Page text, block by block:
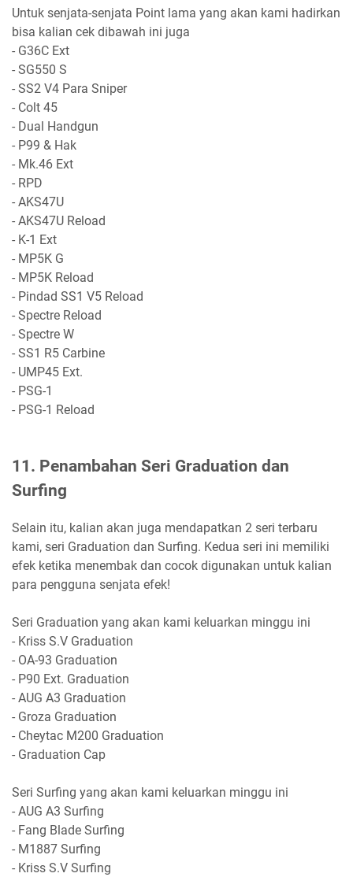
Untuk senjata-senjata Point lama yang akan kami hadirkan
bisa kalian cek dibawah ini juga
- G36C Ext
- SG550 S
- SS2 V4 Para Sniper
- Colt 45
- Dual Handgun
- P99 & Hak
- Mk.46 Ext
- RPD
- AKS47U
- AKS47U Reload
- K-1 Ext
- MP5K G
- MP5K Reload
- Pindad SS1 V5 Reload
- Spectre Reload
- Spectre W
- SS1 R5 Carbine
- UMP45 Ext.
- PSG-1
- PSG-1 Reload
11. Penambahan Seri Graduation dan
Surfing
Selain itu, kalian akan juga mendapatkan 2 seri terbaru
kami, seri Graduation dan Surfing. Kedua seri ini memiliki
efek ketika menembak dan cocok digunakan untuk kalian
para pengguna senjata efek!
Seri Graduation yang akan kami keluarkan minggu ini
- Kriss S.V Graduation
- OA-93 Graduation
- P90 Ext. Graduation
- AUG A3 Graduation
- Groza Graduation
- Cheytac M200 Graduation
- Graduation Cap
Seri Surfing yang akan kami keluarkan minggu ini
- AUG A3 Surfing
- Fang Blade Surfing
- M1887 Surfing
- Kriss S.V Surfing